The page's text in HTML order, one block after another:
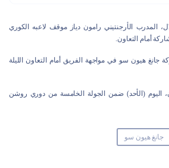
المدرب الأرجنتيني رامون دياز موقف لاعبه الكوري
أمام التعاون.
جانغ هيون سو في مواجهة الفريق أمام التعاون الليلة
اليوم (الأحد) ضمن الجولة الخامسة من دوري روشن
جانغ هيون سو